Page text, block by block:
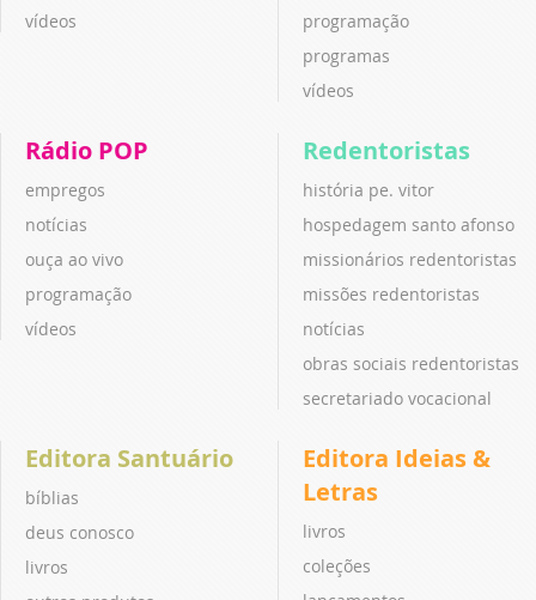
vídeos
programação
programas
vídeos
Rádio POP
empregos
notícias
ouça ao vivo
programação
vídeos
Redentoristas
história pe. vitor
hospedagem santo afonso
missionários redentoristas
missões redentoristas
notícias
obras sociais redentoristas
secretariado vocacional
Editora Santuário
bíblias
deus conosco
livros
Editora Ideias &
Letras
livros
coleções